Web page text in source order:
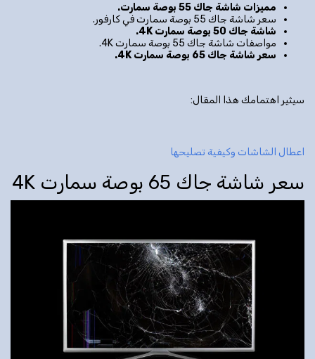
مميزات شاشة جاك 55 بوصة سمارت.
سعر شاشة جاك 55 بوصة سمارت في كارفور.
شاشة جاك 50 بوصة سمارت 4
K
.
مواصفات شاشة جاك 55 بوصة سمارت 4K.
سعر شاشة جاك 65 بوصة سمارت 4
K
.
سيثير اهتمامك هذا المقال:
اعطال الشاشات وكيفية تصليحها
سعر شاشة جاك 65 بوصة سمارت 4K